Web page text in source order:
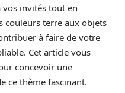
invités tout en
couleurs terre aux objets
à faire de votre
Cet article vous
concevoir une
ce thème fascinant.